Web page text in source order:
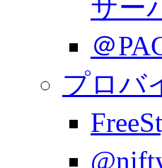
サー
＠
プロバ